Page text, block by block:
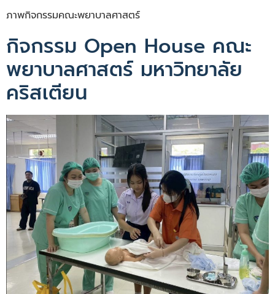
ภาพกิจกรรมคณะพยาบาลศาสตร์
กิจกรรม Open House คณะ
พยาบาลศาสตร์ มหาวิทยาลัย
คริสเตียน